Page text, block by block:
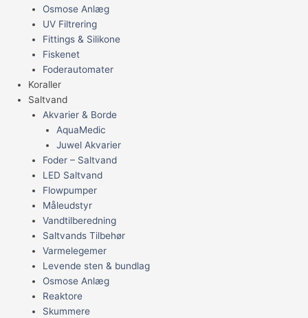
Osmose Anlæg
UV Filtrering
Fittings & Silikone
Fiskenet
Foderautomater
Koraller
Saltvand
Akvarier & Borde
AquaMedic
Juwel Akvarier
Foder – Saltvand
LED Saltvand
Flowpumper
Måleudstyr
Vandtilberedning
Saltvands Tilbehør
Varmelegemer
Levende sten & bundlag
Osmose Anlæg
Reaktore
Skummere